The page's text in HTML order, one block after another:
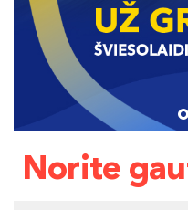
Norite